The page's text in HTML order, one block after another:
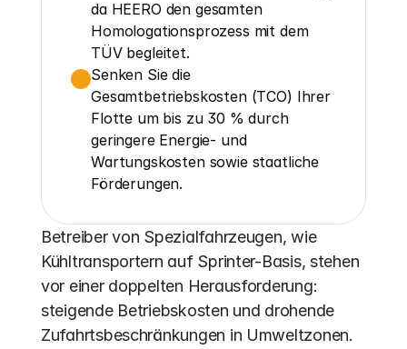
da HEERO den gesamten
Homologationsprozess mit dem
TÜV begleitet.
Senken Sie die
Gesamtbetriebskosten (TCO) Ihrer
Flotte um bis zu 30 % durch
geringere Energie- und
Wartungskosten sowie staatliche
Förderungen.
Betreiber von Spezialfahrzeugen, wie
Kühltransportern auf Sprinter-Basis, stehen
vor einer doppelten Herausforderung:
steigende Betriebskosten und drohende
Zufahrtsbeschränkungen in Umweltzonen.